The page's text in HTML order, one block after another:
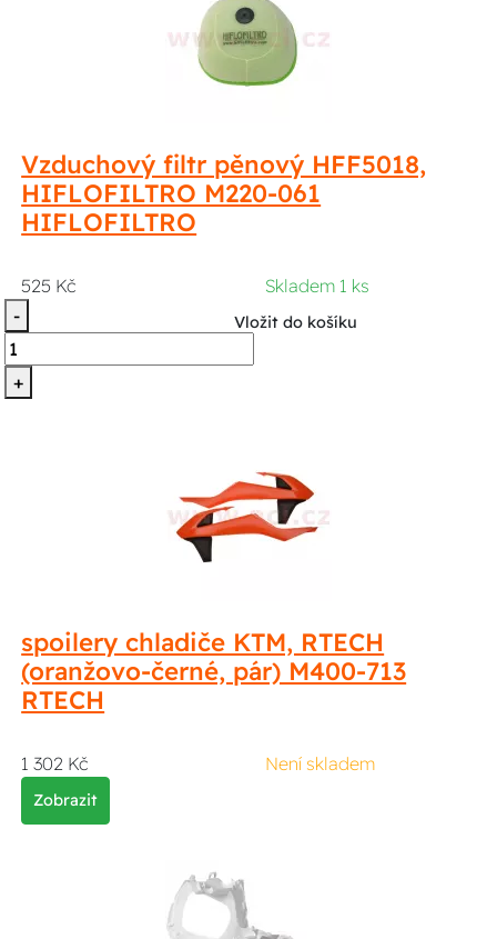
Vzduchový filtr pěnový HFF5018,
HIFLOFILTRO M220-061
HIFLOFILTRO
525 Kč
Skladem 1 ks
-
+
Vložit do košíku
spoilery chladiče KTM, RTECH
(oranžovo-černé, pár) M400-713
RTECH
1 302 Kč Není skladem
Zobrazit